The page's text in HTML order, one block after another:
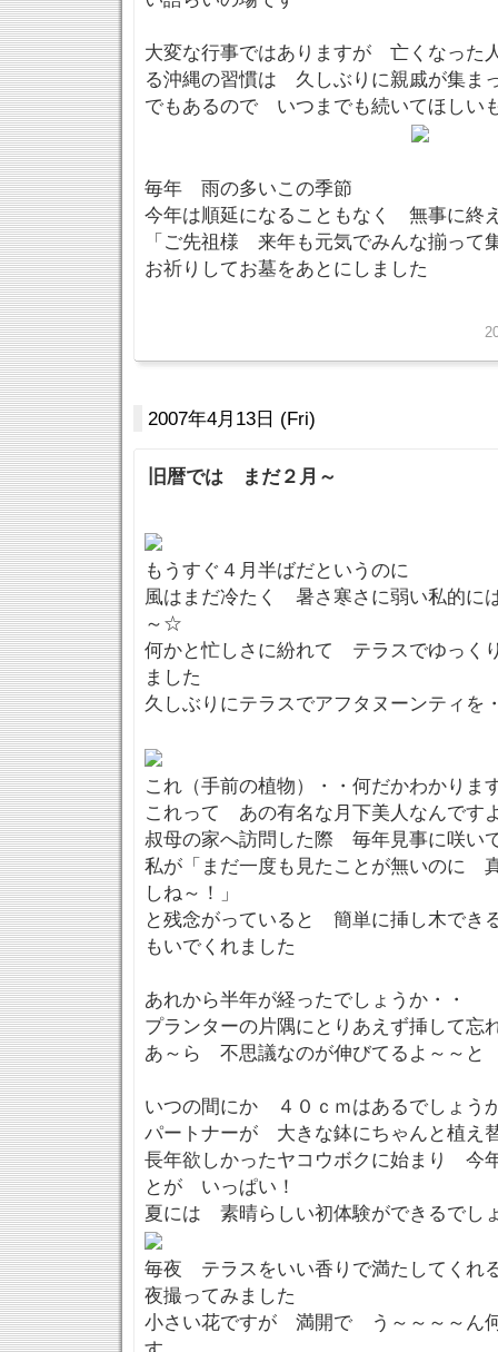
大変な行事ではありますが 亡くなった
る沖縄の習慣は 久しぶりに親戚が集ま
でもあるので いつまでも続いてほしい
毎年 雨の多いこの季節
今年は順延になることもなく 無事に終
「ご先祖様 来年も元気でみんな揃って
お祈りしてお墓をあとにしました
2007年4月13日 (Fri)
旧暦では まだ２月～
もうすぐ４月半ばだというのに
風はまだ冷たく 暑さ寒さに弱い私的に
～☆
何かと忙しさに紛れて テラスでゆっく
ました
久しぶりにテラスでアフタヌーンティを
これ（手前の植物）・・何だかわかりま
これって あの有名な月下美人なんです
叔母の家へ訪問した際 毎年見事に咲
私が「まだ一度も見たことが無いのに
しね～！」
と残念がっていると 簡単に挿し木でき
もいでくれました
あれから半年が経ったでしょうか・・
プランターの片隅にとりあえず挿して忘
あ～ら 不思議なのが伸びてるよ～～と
いつの間にか ４０ｃｍはあるでしょう
パートナーが 大きな鉢にちゃんと植え
長年欲しかったヤコウボクに始まり 今
とが いっぱい！
夏には 素晴らしい初体験ができるでし
毎夜 テラスをいい香りで満たしてくれ
夜撮ってみました
小さい花ですが 満開で う～～～～ん